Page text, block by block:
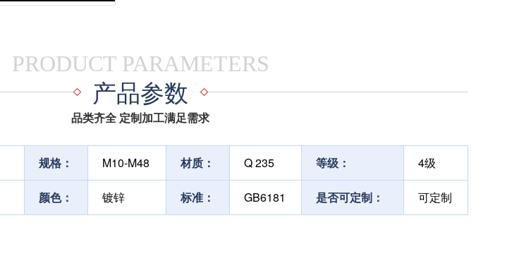
PRODUCT PARAMETERS
产品参数
品类齐全 定制加工满足需求
规格： M10-M48 材质： Q 235 等级： 4级
颜色： 镀锌 标准： GB6181 是否可定制： 可定制